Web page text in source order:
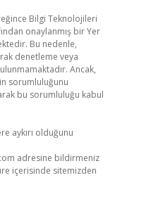
Bilgi Teknolojileri
onaylanmış bir Yer
Bu nedenle,
denetleme veya
Ancak,
sorumluluğunu
bu sorumluluğu kabul
aykırı olduğunu
adresine bildirmeniz
içerisinde sitemizden